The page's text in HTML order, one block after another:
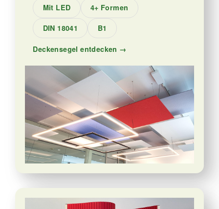
Mit LED 4+ Formen
DIN 18041 B1
Deckensegel entdecken →